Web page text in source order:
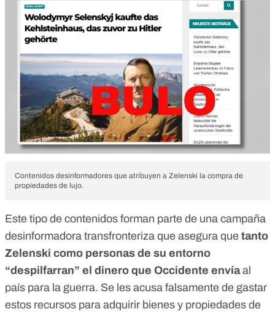
Contenidos desinformadores que atribuyen a Zelenski la compra de
propiedades de lujo.
Este tipo de contenidos forman parte de una campaña
desinformadora transfronteriza que asegura que tanto
Zelenski como personas de su entorno
“despilfarran” el dinero que Occidente envíaal
país para la guerra. Se les acusa falsamente de gastar
estos recursos para adquirir bienes y propiedades de